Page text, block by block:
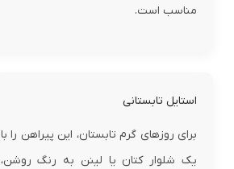
مناسب است.
استایل تابستانی
برای روزهای گرم تابستان، این پیراهن را با
یک شلوار کتان یا لینن به رنگ روشن،